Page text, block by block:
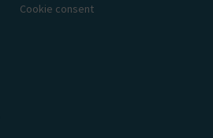
Cookie consent